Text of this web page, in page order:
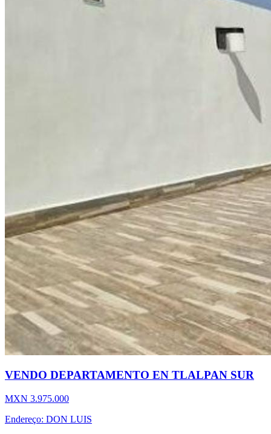
VENDO DEPARTAMENTO EN TLALPAN SUR
MXN 3.975.000
Endereço: DON LUIS